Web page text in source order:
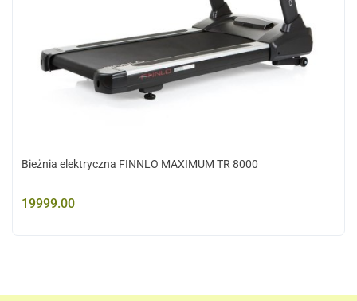
Bieżnia elektryczna FINNLO MAXIMUM TR 8000
19999.00